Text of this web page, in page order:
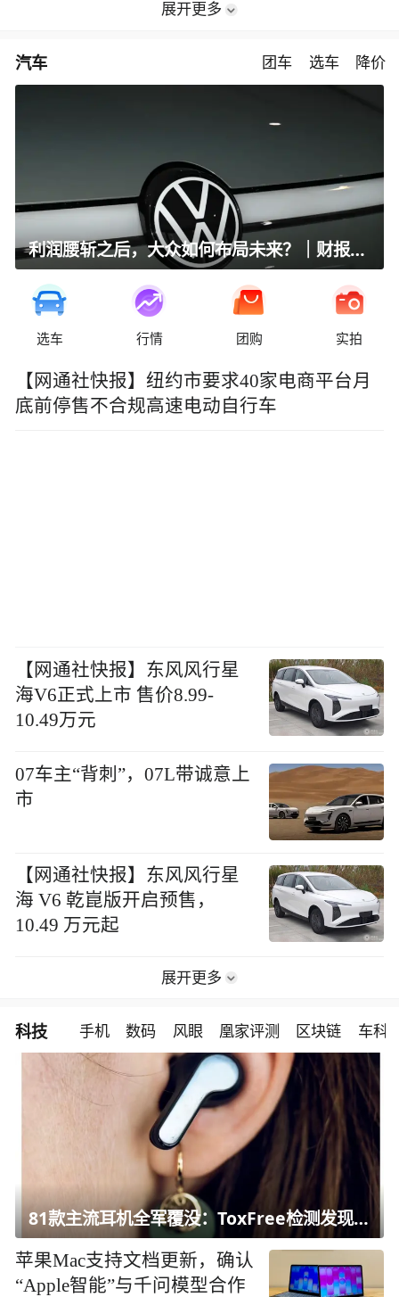
展开更多
汽车 团车 选车 降价
利润腰斩之后，大众如何布局未来？｜财报全视角
选车 行情 团购 实拍
【网通社快报】纽约市要求40家电商平台月
底前停售不合规高速电动自行车
【网通社快报】东风风行星
海V6正式上市 售价8.99-
10.49万元
07车主“背刺”，07L带诚意上
市
【网通社快报】东风风行星
海 V6 乾崑版开启预售，
10.49 万元起
展开更多
科技 手机 数码 风眼 凰家评测 区块链 车科
81款主流耳机全军覆没：ToxFree检测发现均含对人体有害化学物质
苹果Mac支持文档更新，确认
“Apple智能”与千问模型合作